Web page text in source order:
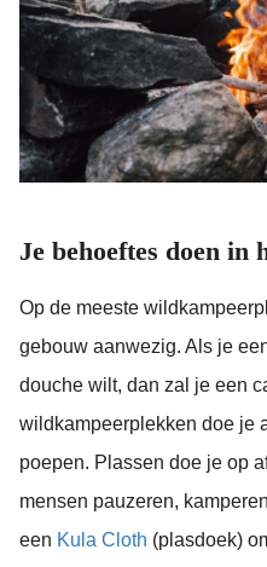
Je behoeftes doen in
Op de meeste
gebouw aanwezig. Als je
douche wilt, dan zal je een
wildkampeerplekken doe je
poepen. Plassen doe je op
mensen pauzeren,
een Kula Cloth (plasdoek)